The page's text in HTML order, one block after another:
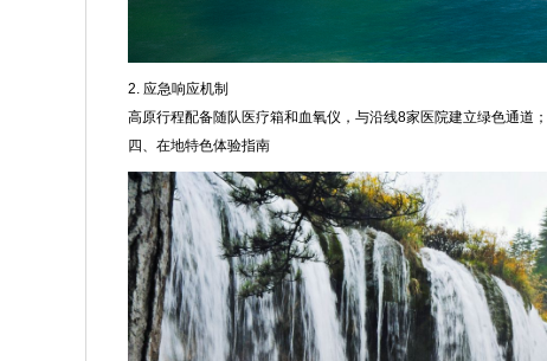
2. 应急响应机制
高原行程配备随队医疗箱和血氧仪，与沿线8家医院建立绿色通道
四、在地特色体验指南